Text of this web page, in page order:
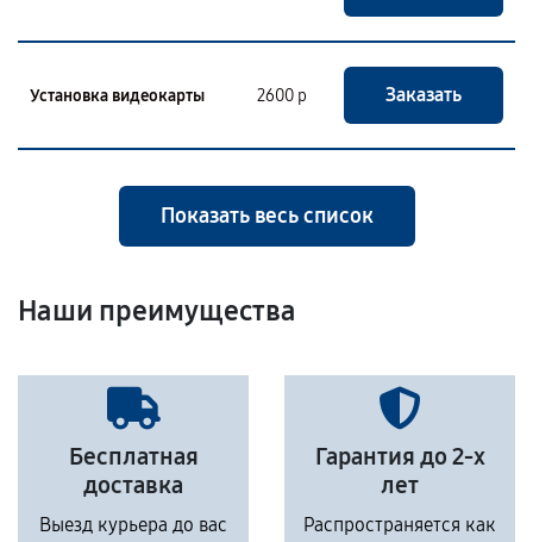
Установка видеокарты 2600 р Заказать
Показать весь список
Наши преимущества
Бесплатная
доставка
Выезд курьера до вас
Гарантия до 2-х
лет
Распространяется как